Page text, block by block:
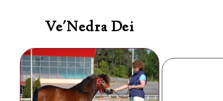
Ve'Nedra Dei